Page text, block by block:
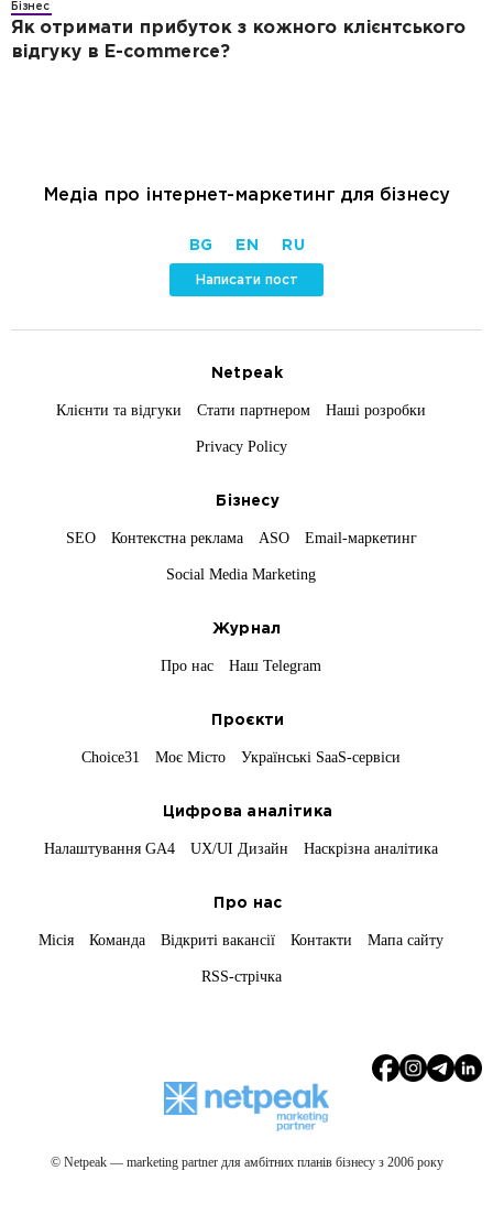
Бізнес
Як отримати прибуток з кожного клієнтського
відгуку в E-commerce?
Медіа про інтернет-маркетинг для бізнесу
BG EN RU
Написати пост
Netpeak
Клієнти та відгуки Стати партнером Наші розробки
Privacy Policy
Бізнесу
SEO Контекстна реклама ASO Email-маркетинг
Social Media Marketing
Журнал
Про нас Наш Telegram
Проєкти
Choice31 Моє Місто Українські SaaS-сервіси
Цифрова аналітика
Налаштування GA4 UX/UI Дизайн Наскрізна аналітика
Про нас
Місія Команда Відкриті вакансії Контакти Мапа сайту
RSS-стрічка
© Netpeak — marketing partner для амбітних планів бізнесу з 2006 року